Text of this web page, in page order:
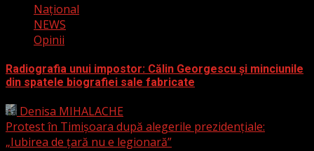
Naţional
NEWS
Opinii
Radiografia unui impostor: Călin Georgescu și minciunile
din spatele biografiei sale fabricate
Denisa MIHALACHE
Protest în Timișoara după alegerile prezidențiale:
„Iubirea de țară nu e legionară”